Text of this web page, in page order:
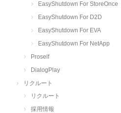
EasyShutdown For StoreOnce
EasyShutdown For D2D
EasyShutdown For EVA
EasyShutdown For NetApp
Proself
DialogPlay
リクルート
リクルート
採用情報